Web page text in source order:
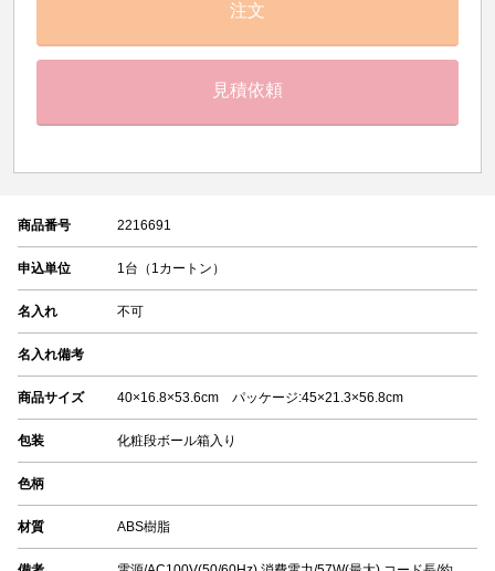
注文
見積依頼
商品番号 2216691
申込単位 1台（1カートン）
名入れ 不可
名入れ備考
商品サイズ 40×16.8×53.6cm パッケージ:45×21.3×56.8cm
包装 化粧段ボール箱入り
色柄
材質 ABS樹脂